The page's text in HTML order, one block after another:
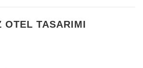
OTEL TASARIMI